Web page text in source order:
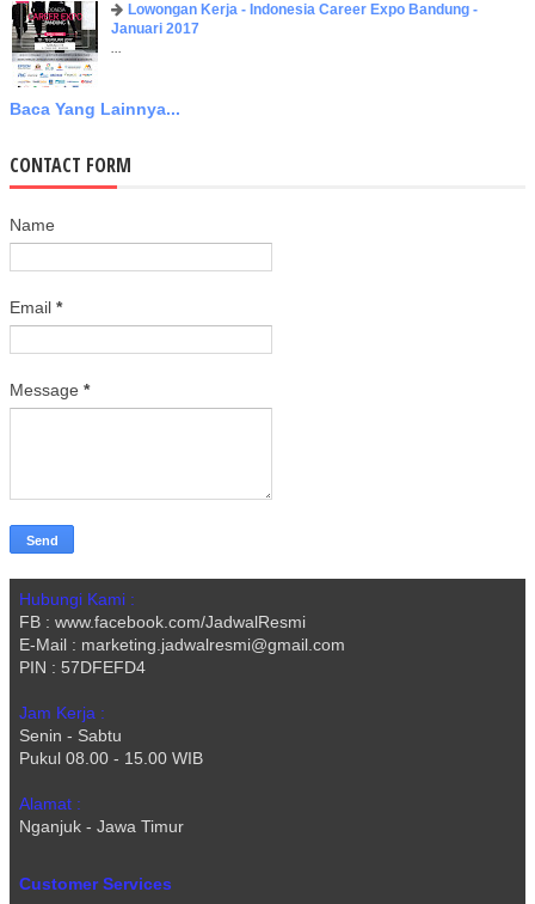
Lowongan Kerja - Indonesia Career Expo Bandung -
Januari 2017
...
Baca Yang Lainnya...
CONTACT FORM
Name
Email *
Message *
Hubungi Kami :
FB : www.facebook.com/JadwalResmi
E-Mail : marketing.jadwalresmi@gmail.com
PIN : 57DFEFD4
Jam Kerja :
Senin - Sabtu
Pukul 08.00 - 15.00 WIB
Alamat :
Nganjuk - Jawa Timur
Customer Services